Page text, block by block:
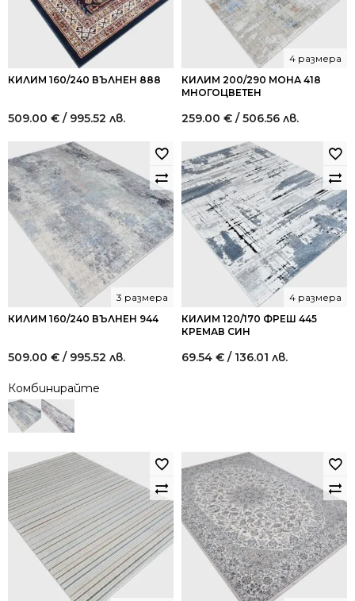
КИЛИМ 160/240 ВЪЛНЕН 888
509.00 € / 995.52 лв.
КИЛИМ 200/290 МОНА 418
МНОГОЦВЕТЕН
4 размера
259.00 € / 506.56 лв.
КИЛИМ 160/240 ВЪЛНЕН 944
3 размера
509.00 € / 995.52 лв.
Комбинирайте
КИЛИМ 120/170 ФРЕШ 445
КРЕМАВ СИН
4 размера
69.54 € / 136.01 лв.